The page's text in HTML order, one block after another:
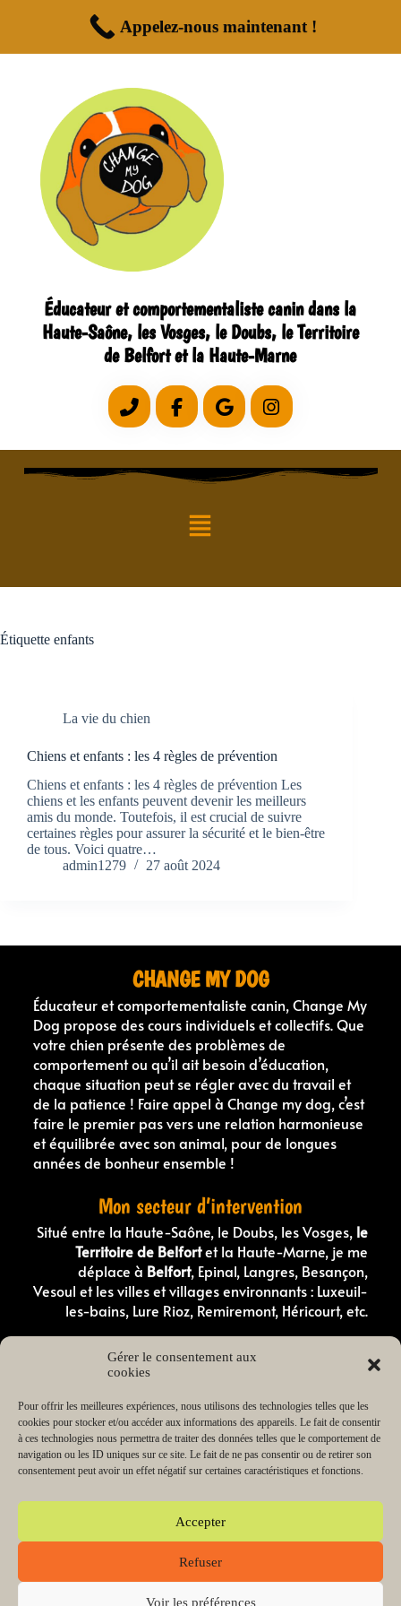
Gérer le consentement aux
cookies
Pour offrir les meilleures expériences, nous utilisons des technologies telles que les
cookies pour stocker et/ou accéder aux informations des appareils. Le fait de consentir
à ces technologies nous permettra de traiter des données telles que le comportement de
navigation ou les ID uniques sur ce site. Le fait de ne pas consentir ou de retirer son
consentement peut avoir un effet négatif sur certaines caractéristiques et fonctions.
Accepter
Refuser
Voir les préférences
Éducateur et comportementaliste canin dans la
Haute-Saône, les Vosges, le Doubs, le Territoire
de Belfort et la Haute-Marne
Étiquette enfants
La vie du chien
Chiens et enfants : les 4 règles de prévention
Chiens et enfants : les 4 règles de prévention Les
chiens et les enfants peuvent devenir les meilleurs
amis du monde. Toutefois, il est crucial de suivre
certaines règles pour assurer la sécurité et le bien-être
de tous. Voici quatre…
admin1279
27 août 2024
CHANGE MY DOG
Éducateur et comportementaliste canin, Change My
Dog propose des cours individuels et collectifs. Que
votre chien présente des problèmes de
comportement ou qu’il ait besoin d’éducation,
chaque situation peut se régler avec du travail et
de la patience ! Faire appel à Change my dog, c’est
faire le premier pas vers une relation harmonieuse
et équilibrée avec son animal, pour de longues
années de bonheur ensemble !
Mon secteur d’intervention
Situé entre la Haute-Saône, le Doubs, les Vosges, le
Territoire de Belfortet la Haute-Marne, je me
déplace à Belfort, Epinal, Langres, Besançon,
Vesoul et les villes et villages environnants : Luxeuil-
les-bains, Lure Rioz, Remiremont, Héricourt, etc.
Comportementaliste canin en Haute-Saone
Comportementaliste canin dans les Vosges
Éducateur canin dans le Doubs
Éducateur canin dans le Territoire de Belfort
Éducateur canin en Haute-Marne
Éducateur de chiot en Haute-Saône
Éducateur de chiot dans les Vosges
Lecteur
audio
Copyright © 2026 Change my dog Educateur et
comportementaliste canin Haute-Saône Vosges | Propulsé
par SR Digital
Appelez-nous maintenant !